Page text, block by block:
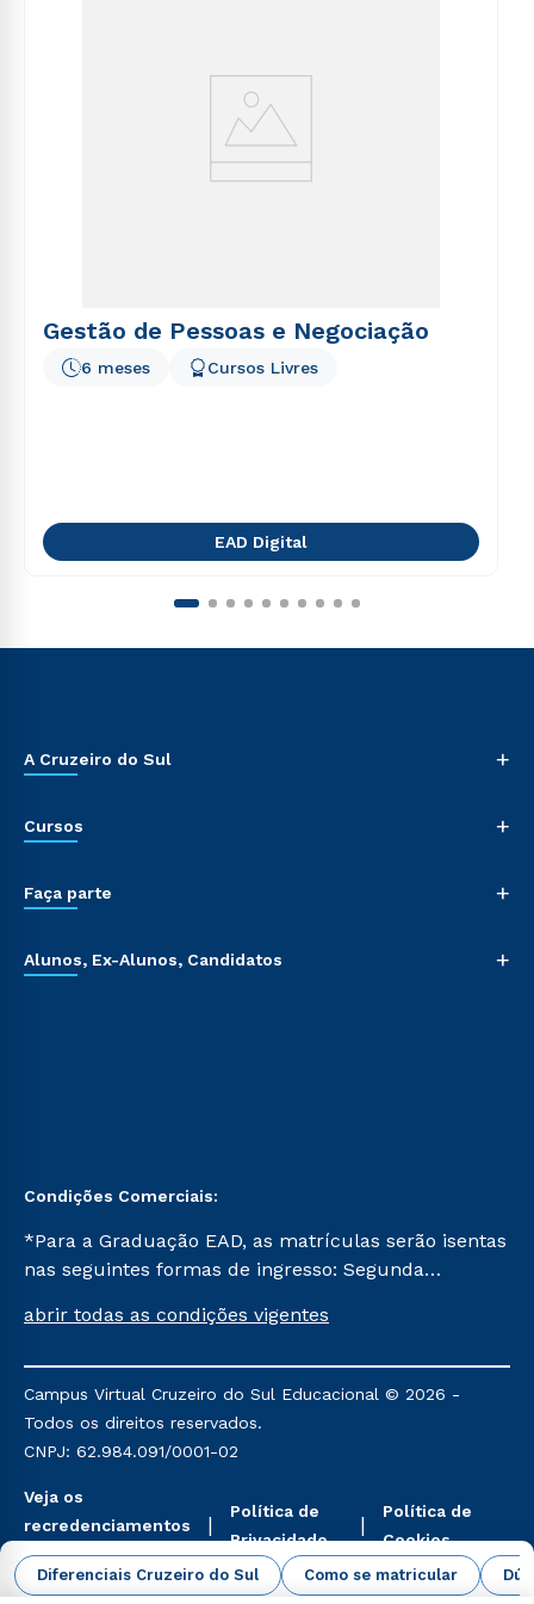
Diferenciais Cruzeiro do Sul Como se matricular
Gestão de Pessoas e Negociação
6 meses Cursos Livres
EAD Digital
A Cruzeiro do Sul +
Cursos +
Faça parte +
Alunos, Ex-Alunos, Candidatos +
Condições Comerciais:
*Para a Graduação EAD, as matrículas serão isentas
nas seguintes formas de ingresso: Segunda
Já para as demais, a taxa de matrícula será de R$
mencionadas são referentes aos cursos: Ensino
Religioso, Geografia para a Docência e Metodologia
do Ensino de História: Questões Atuais.
abrir todas as condições vigentes
Campus Virtual Cruzeiro do Sul Educacional © 2026 -
Todos os direitos reservados.
CNPJ: 62.984.091/0001-02
Veja os
recredenciamentos
aqui
Política de
Privacidade
Política de
Cookies